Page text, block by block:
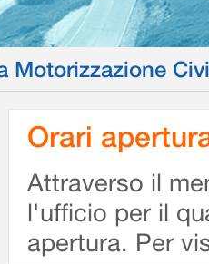
Motorizzazione
Orari
Attraverso il
l'ufficio per il
apertura. Per